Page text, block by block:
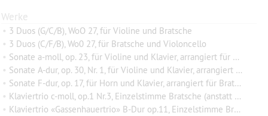
Werke
• 3 Duos (G/C/B), WoO 27, für Violine und Bratsche
• 3 Duos (C/F/B), Wo0 27, für Bratsche und Violoncello
• Sonate a-moll, op. 23, für Violine und Klavier, arrangiert für Bratsche und Klavier
• Sonate A-dur, op. 30, Nr. 1, für Violine und Klavier, arrangiert für Bratsche und Klavier
• Sonate F-dur, op. 17, für Horn und Klavier, arrangiert für Bratsche und Klavier
• Klaviertrio c-moll, op.1 Nr.3, Einzelstimme Bratsche (anstatt Violoncello)
• Klaviertrio «Gassenhauertrio» B-Dur op.11, Einzelstimme Bratsche (anstatt Violoncello)